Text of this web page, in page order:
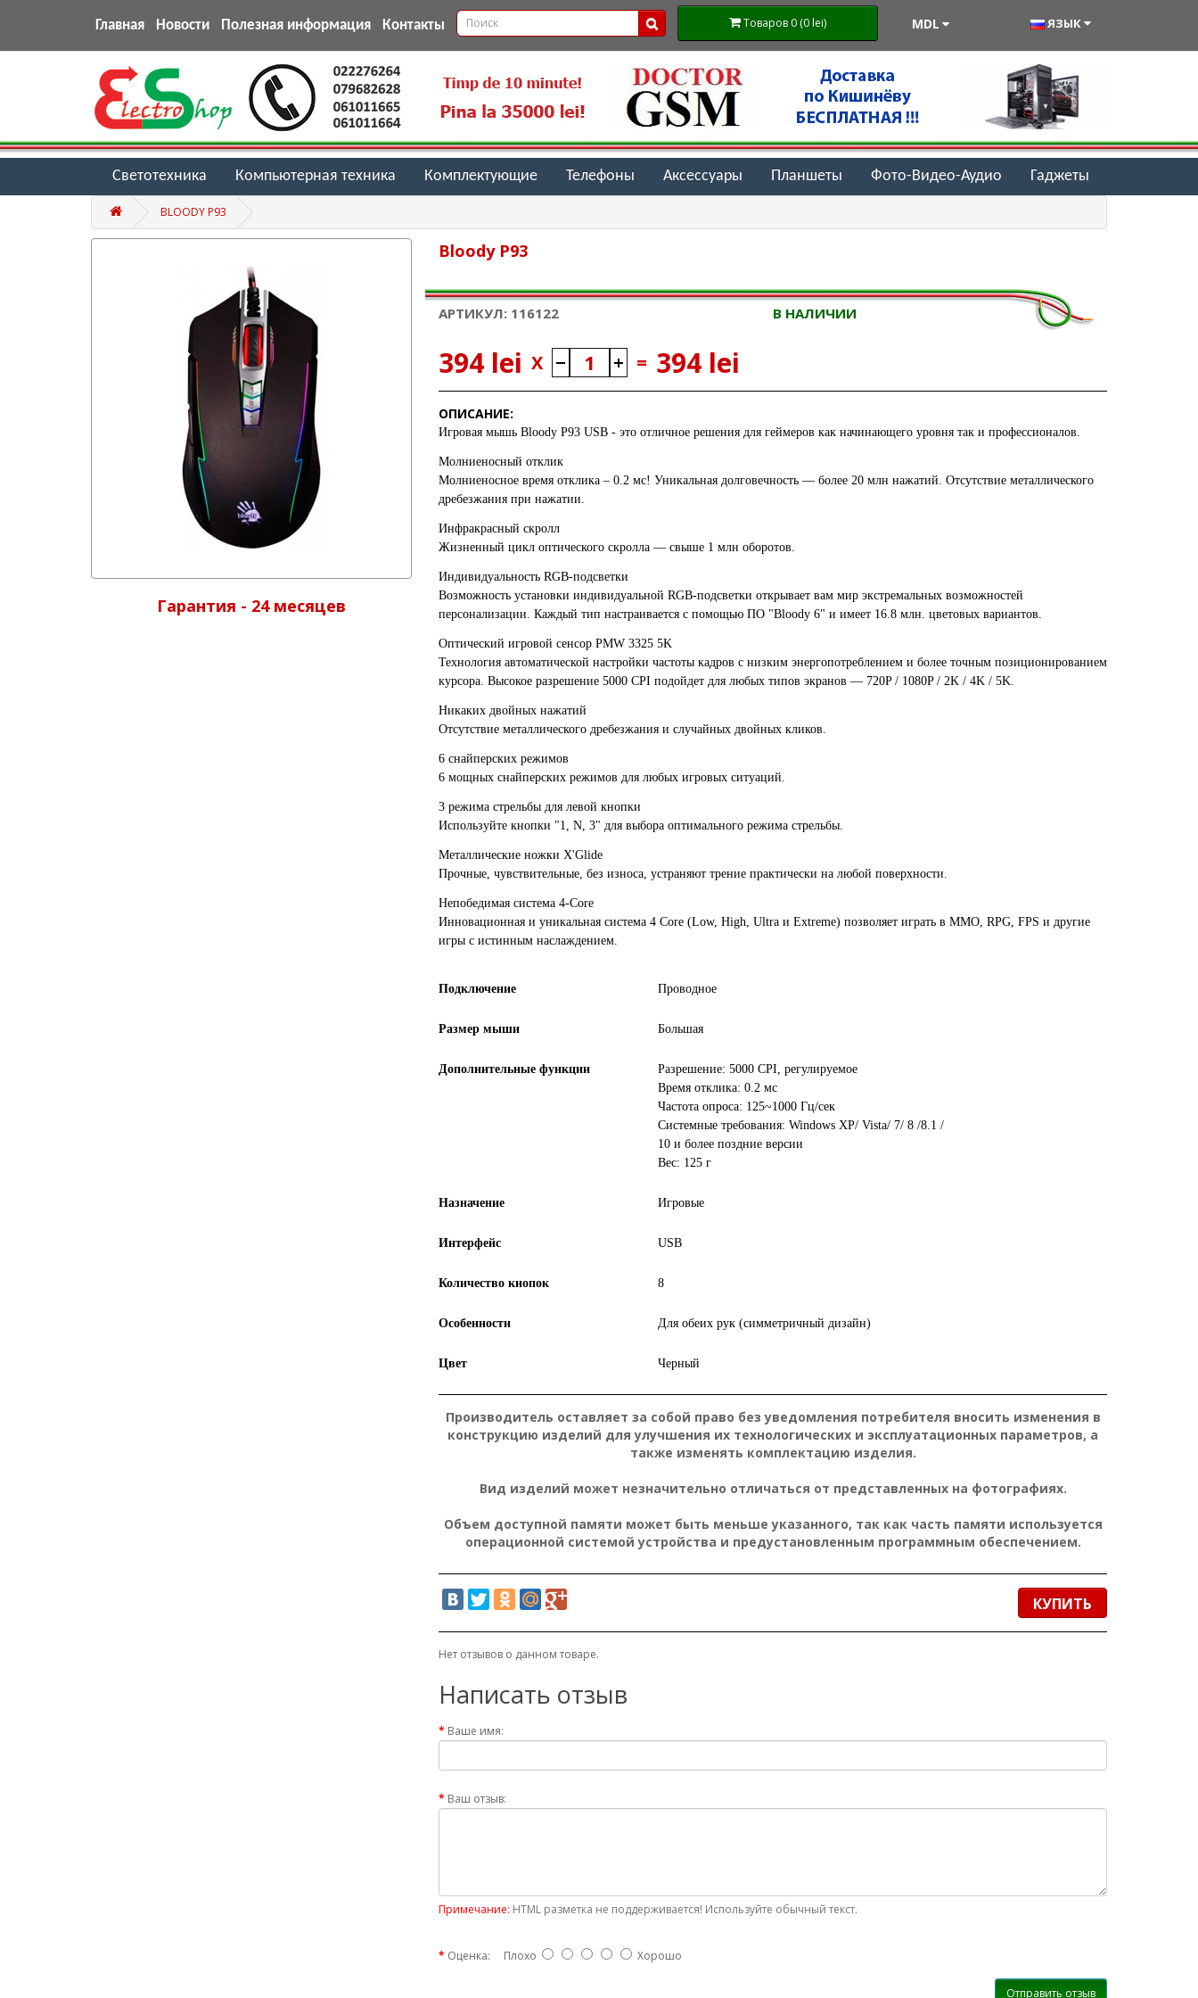
Главная Новости Полезная информация Контакты Товаров 0 (0 lei) MDL ЯЗЫК
Светотехника Компьютерная техника Комплектующие Телефоны Аксессуары Планшеты Фото-Видео-Аудио Гаджеты
BLOODY P93
Гарантия - 24 месяцев
Bloody P93
АРТИКУЛ: 116122 В НАЛИЧИИ
394 lei X = 394 lei
ОПИСАНИЕ:
Игровая мышь Bloody P93 USB - это отличное решения для геймеров как начинающего уровня так и профессионалов.
Молниеносный отклик
Молниеносное время отклика – 0.2 мс! Уникальная долговечность — более 20 млн нажатий. Отсутствие металлического
дребезжания при нажатии.
Инфракрасный скролл
Жизненный цикл оптического скролла — свыше 1 млн оборотов.
Индивидуальность RGB-подсветки
Возможность установки индивидуальной RGB-подсветки открывает вам мир экстремальных возможностей
персонализации. Каждый тип настраивается с помощью ПО "Bloody 6" и имеет 16.8 млн. цветовых вариантов.
Оптический игровой сенсор PMW 3325 5K
Технология автоматической настройки частоты кадров с низким энергопотреблением и более точным позиционированием
курсора. Высокое разрешение 5000 CPI подойдет для любых типов экранов — 720P / 1080P / 2K / 4K / 5K.
Никаких двойных нажатий
Отсутствие металлического дребезжания и случайных двойных кликов.
6 снайперских режимов
6 мощных снайперских режимов для любых игровых ситуаций.
3 режима стрельбы для левой кнопки
Используйте кнопки "1, N, 3" для выбора оптимального режима стрельбы.
Металлические ножки X'Glide
Прочные, чувствительные, без износа, устраняют трение практически на любой поверхности.
Непобедимая система 4-Core
Инновационная и уникальная система 4 Core (Low, High, Ultra и Extreme) позволяет играть в MMO, RPG, FPS и другие
игры с истинным наслаждением.
Подключение Проводное
Размер мыши Большая
Дополнительные функции
Разрешение: 5000 CPI, регулируемое
Время отклика: 0.2 мс
Частота опроса: 125~1000 Гц/сек
Системные требования: Windows XP/ Vista/ 7/ 8 /8.1 /
10 и более поздние версии
Вес: 125 г
Назначение Игровые
Интерфейс USB
Количество кнопок 8
Особенности Для обеих рук (симметричный дизайн)
Цвет Черный
Производитель оставляет за собой право без уведомления потребителя вносить изменения в
конструкцию изделий для улучшения их технологических и эксплуатационных параметров, а
также изменять комплектацию изделия.
Вид изделий может незначительно отличаться от представленных на фотографиях.
Объем доступной памяти может быть меньше указанного, так как часть памяти используется
операционной системой устройства и предустановленным программным обеспечением.
КУПИТЬ
Нет отзывов о данном товаре.
Написать отзыв
Ваше имя:
Ваш отзыв:
Примечание: HTML разметка не поддерживается! Используйте обычный текст.
Оценка: Плохо Хорошо
Отправить отзыв